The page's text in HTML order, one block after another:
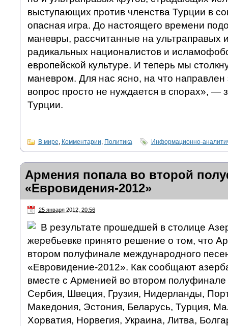
выступающих против членства Турции в
опасная игра. До настоящего времени
маневры, рассчитанные на ультраправых
радикальных националистов и
европейской культуре. И теперь мы
маневром. Для нас ясно, на что направлен
вопрос просто не нуждается в спорах», —
Турции.
В мире, Комментарии, Политика Информационно-
Армения попала во второй
«Евровидения-2012»
25 января 2012, 20:56
В результате прошедшей в столице
жеребьевке принято решение о том, что
втором полуфинале международного
«Евровидение-2012». Как сообщают
вместе с Арменией во втором полуфинале
Сербия, Швеция, Грузия, Нидерланды,
Македония, Эстония, Беларусь, Турция,
Хорватия, Норвегия, Украина, Литва,